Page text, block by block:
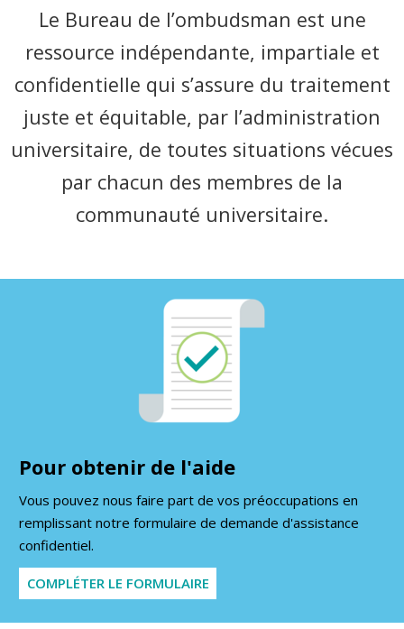
Le Bureau de l’ombudsman est une
ressource indépendante, impartiale et
confidentielle qui s’assure du traitement
juste et équitable, par l’administration
universitaire, de toutes situations vécues
par chacun des membres de la
communauté universitaire.
Pour obtenir de l'aide
Vous pouvez nous faire part de vos préoccupations en
remplissant notre formulaire de demande d'assistance
confidentiel.
COMPLÉTER LE FORMULAIRE